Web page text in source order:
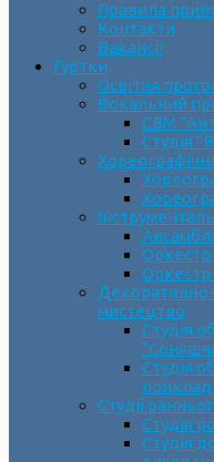
Правила
Контакти
Вакансії
Гуртки
Освітня
Вокальний
СВМ
Студія
Оркестр
Оркестр
мистецтво
Cтудія
Студія
Студії
Студія
Студія